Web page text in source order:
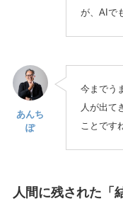
が、AIで
あんち
ぽ
今までう
人が出て
ことです
人間に残された「